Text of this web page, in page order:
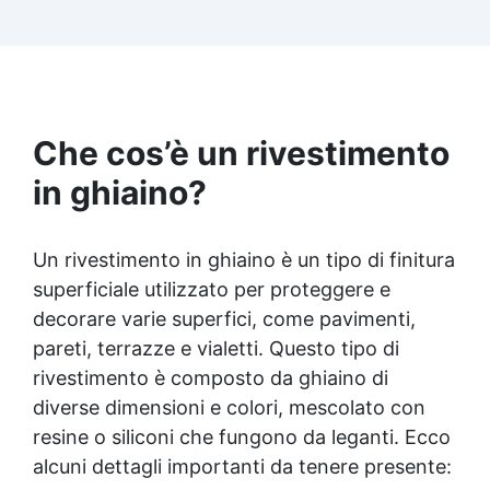
irregolari o danneggiate.🔹 Colorabile a piacere
si applica con un semplice ruolo o pennello🔹
Resistente al calpestio ed anche carrabile (2
mani).🔹 Asciugatura rapida: già calpestabile il
Che cos’è un rivestimento
in ghiaino?
Un rivestimento in ghiaino è un tipo di finitura
superficiale utilizzato per proteggere e
decorare varie superfici, come pavimenti,
pareti, terrazze e vialetti. Questo tipo di
rivestimento è composto da ghiaino di
diverse dimensioni e colori, mescolato con
resine o siliconi che fungono da leganti. Ecco
alcuni dettagli importanti da tenere presente: